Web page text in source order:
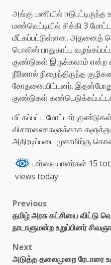
அங்கு பணியில் ஈடுபட்டிருந்த
மண்வெட்டியில் சிக்கி 3
மீட்கப்பட்டுள்ளன. அதனைத்
பொலிஸ் பாதுகாப்பு
குண்டுகள் இருக்கலாம் என்ற
நீரினால் நிறைந்திருந்த
சோதனையிட்டனர். இதன்போது
குண்டுகள்
மீட்கப்பட்ட மோட்டார்
விசாரணைகளுக்காக
அதிரடிப்படை முகாமிற்கு
பார்வையாளர்கள் 15
views today
Previous
தமிழ் அரசு கட்சியை விட்டு
நாடாளுமன்ற உறுப்பினர்
Next
அடுத்த தலைமுறை ரேடாரை